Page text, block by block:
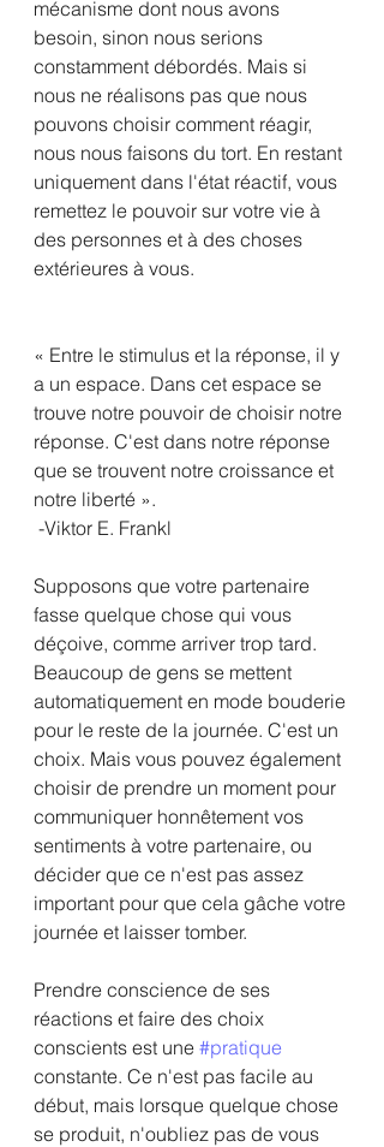
mécanisme dont nous avons
besoin, sinon nous serions
constamment débordés. Mais si
nous ne réalisons pas que nous
pouvons choisir comment réagir,
nous nous faisons du tort. En restant
uniquement dans l'état réactif, vous
remettez le pouvoir sur votre vie à
des personnes et à des choses
extérieures à vous.
« Entre le stimulus et la réponse, il y
a un espace. Dans cet espace se
trouve notre pouvoir de choisir notre
réponse. C'est dans notre réponse
que se trouvent notre croissance et
notre liberté ».
-Viktor E. Frankl
Supposons que votre partenaire
fasse quelque chose qui vous
déçoive, comme arriver trop tard.
Beaucoup de gens se mettent
automatiquement en mode bouderie
pour le reste de la journée. C'est un
choix. Mais vous pouvez également
choisir de prendre un moment pour
communiquer honnêtement vos
sentiments à votre partenaire, ou
décider que ce n'est pas assez
important pour que cela gâche votre
journée et laisser tomber.
Prendre conscience de ses
réactions et faire des choix
conscients est une #pratique
constante. Ce n'est pas facile au
début, mais lorsque quelque chose
se produit, n'oubliez pas de vous